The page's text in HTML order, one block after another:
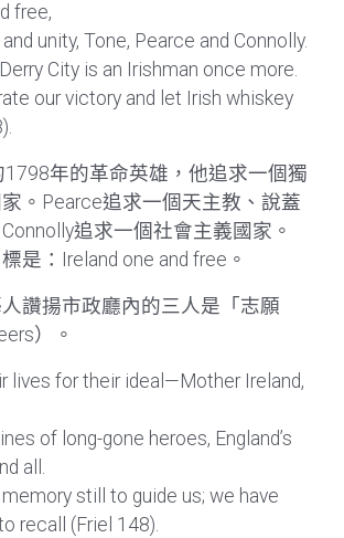
free,
unity, Tone, Pearce and Connolly.
City is an Irishman once more.
our victory and let Irish whiskey
1798年的革命英雄，他追求一個獨
。Pearce追求一個天主教、說蓋
追求一個社會主義國家。
是：Ireland one and free。
讚揚市政廳內的三人是「志願
）。
lives for their ideal—Mother Ireland,
of long-gone heroes, England’s
all.
still to guide us; we have
recall (Friel 148).